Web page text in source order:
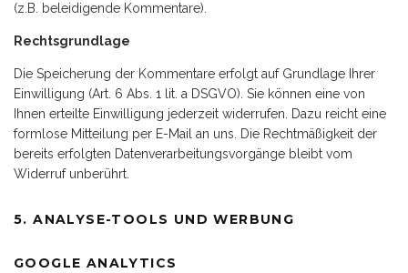
(z.B. beleidigende Kommentare).
Rechtsgrundlage
Die Speicherung der Kommentare erfolgt auf Grundlage Ihrer
Einwilligung (Art. 6 Abs. 1 lit. a DSGVO). Sie können eine von
Ihnen erteilte Einwilligung jederzeit widerrufen. Dazu reicht eine
formlose Mitteilung per E-Mail an uns. Die Rechtmäßigkeit der
bereits erfolgten Datenverarbeitungsvorgänge bleibt vom
Widerruf unberührt.
5. ANALYSE-TOOLS UND WERBUNG
GOOGLE ANALYTICS